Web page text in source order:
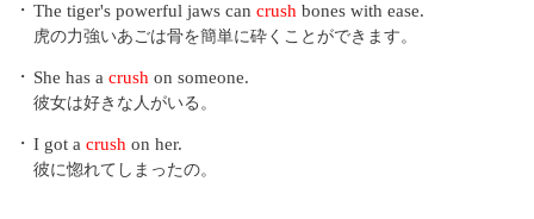
・ The tiger's powerful jaws can crush bones with ease.
虎の力強いあごは骨を簡単に砕くことができます。
・ She has a crush on someone.
彼女は好きな人がいる。
・ I got a crush on her.
彼に惚れてしまったの。